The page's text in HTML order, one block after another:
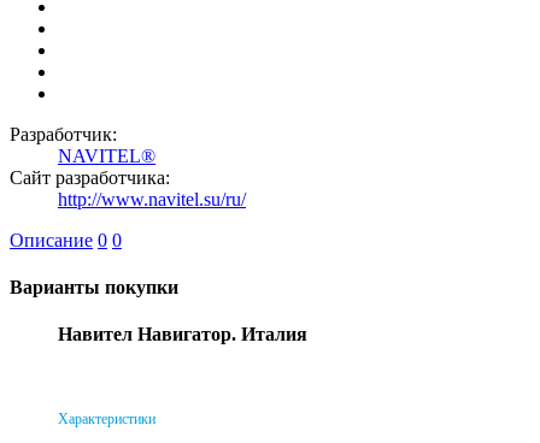
Разработчик:
NAVITEL®
Сайт разработчика:
http://www.navitel.su/ru/
Описание 0 0
Варианты покупки
Навител Навигатор. Италия
Характеристики